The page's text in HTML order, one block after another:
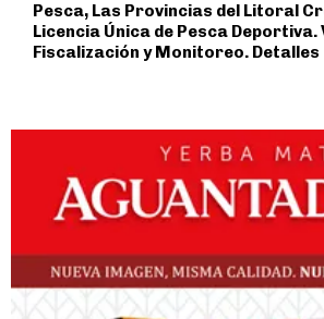
Pesca, Las Provincias del Litoral
Licencia Única de Pesca Deportiva.
Fiscalización y Monitoreo. Detalles